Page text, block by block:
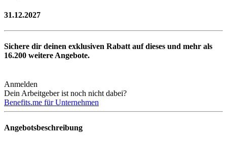
31.12.2027
Sichere dir deinen exklusiven Rabatt auf dieses und mehr als
16.200 weitere Angebote.
Anmelden
Dein Arbeitgeber ist noch nicht dabei?
Benefits.me für Unternehmen
Angebotsbeschreibung